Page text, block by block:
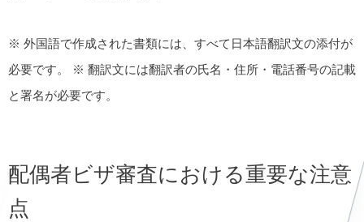
※ 外国語で作成された書類には、すべて日本語翻訳文の添付が
必要です。 ※ 翻訳文には翻訳者の氏名・住所・電話番号の記載
と署名が必要です。
配偶者ビザ審査における重要な注意
点